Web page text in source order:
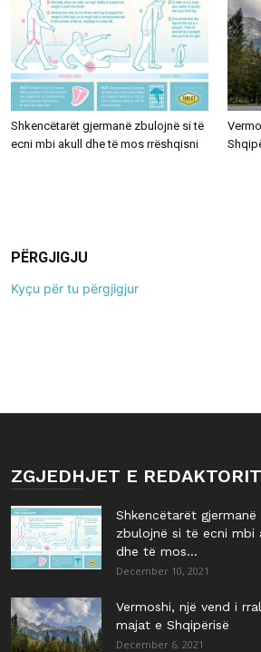
Shkencëtarët gjermanë zbulojnë si të
ecni mbi akull dhe të mos rrëshqisni
PËRGJIGJU
Kyçu për tu përgjigjur
ZGJEDHJET E REDAKTORIT
Shkencëtarët gjermanë
zbulojnë si të ecni mbi
dhe të mos...
December 10, 2021
Vermoshi, një vend i
majat e Shqipërisë
December 6, 2021